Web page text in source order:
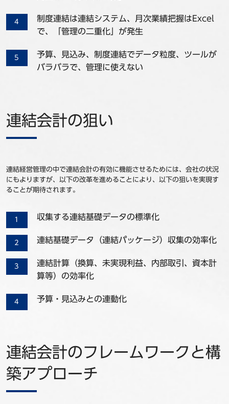
制度連結は連結システム、月次業績把握はExcel
で、「管理の二重化」が発生
予算、見込み、制度連結でデータ粒度、ツールが
バラバラで、管理に使えない
連結会計の狙い
連結経営管理の中で連結会計の有効に機能させるためには、会社の状況
にもよりますが、以下の改革を進めることにより、以下の狙いを実現す
ることが期待されます。
収集する連結基礎データの標準化
連結基礎データ（連結パッケージ）収集の効率化
連結計算（換算、未実現利益、内部取引、資本計
算等）の効率化
予算・見込みとの連動化
連結会計のフレームワークと構
築アプローチ